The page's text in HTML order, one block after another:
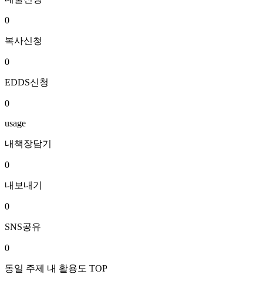
0
복사신청
0
EDDS신청
0
usage
내책장담기
0
내보내기
0
SNS공유
0
동일 주제 내 활용도 TOP